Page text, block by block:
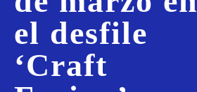
el desfile
‘Craft